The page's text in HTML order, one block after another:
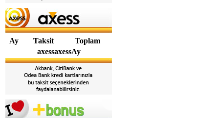
Ay Taksit
Toplam
axessaxessAy